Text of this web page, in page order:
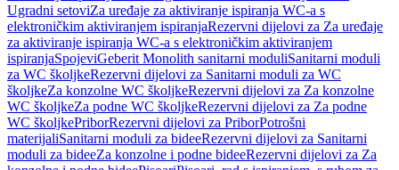
Ugradni setoviZa uređaje za aktiviranje ispiranja WC-a s
elektroničkim aktiviranjem ispiranjaRezervni dijelovi za Za uređaje
za aktiviranje ispiranja WC-a s elektroničkim aktiviranjem
ispiranjaSpojeviGeberit Monolith sanitarni moduliSanitarni moduli
za WC školjkeRezervni dijelovi za Sanitarni moduli za WC
školjkeZa konzolne WC školjkeRezervni dijelovi za Za konzolne
WC školjkeZa podne WC školjkeRezervni dijelovi za Za podne
WC školjkePriborRezervni dijelovi za PriborPotrošni
materijaliSanitarni moduli za bideeRezervni dijelovi za Sanitarni
moduli za bideeZa konzolne i podne bideeRezervni dijelovi za Za